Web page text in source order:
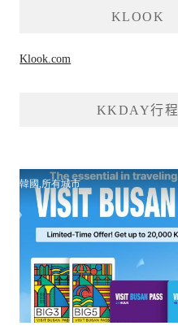
KLOOK
Klook.com
KKDAY行程